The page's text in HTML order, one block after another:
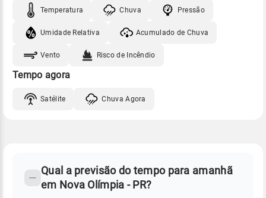
Temperatura Chuva Pressão
Umidade Relativa Acumulado de Chuva
Vento Risco de Incêndio
Tempo agora
Satélite Chuva Agora
Perguntas
Qual a previsão do tempo para amanhã
em Nova Olímpia - PR?